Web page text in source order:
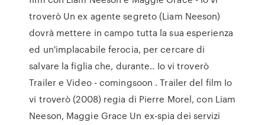
troverò Un ex agente segreto (Liam Neeson)
dovrà mettere in campo tutta la sua esperienza
ed un'implacabile ferocia, per cercare di
salvare la figlia che, durante.. Io vi troverò
Trailer e Video - comingsoon . Trailer del film Io
vi troverò (2008) regia di Pierre Morel, con Liam
Neeson, Maggie Grace Un ex-spia dei servizi